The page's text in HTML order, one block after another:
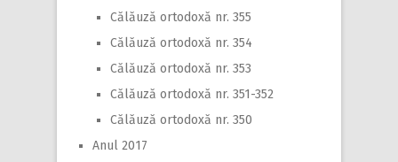
Călăuză ortodoxă nr. 355
Călăuză ortodoxă nr. 354
Călăuză ortodoxă nr. 353
Călăuză ortodoxă nr. 351-352
Călăuză ortodoxă nr. 350
Anul 2017